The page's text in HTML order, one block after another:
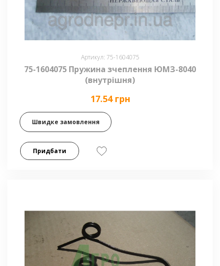
Артикул: 75-1604075
75-1604075 Пружина зчеплення ЮМЗ-8040
(внутрішня)
17.54 грн
Швидке замовлення
Придбати